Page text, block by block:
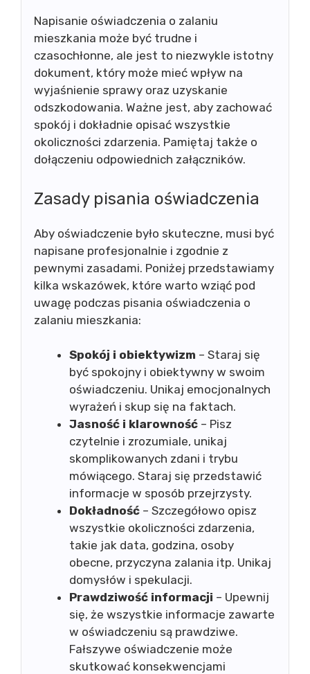
Napisanie oświadczenia o zalaniu
mieszkania może być trudne i
czasochłonne, ale jest to niezwykle istotny
dokument, który może mieć wpływ na
wyjaśnienie sprawy oraz uzyskanie
odszkodowania. Ważne jest, aby zachować
spokój i dokładnie opisać wszystkie
okoliczności zdarzenia. Pamiętaj także o
dołączeniu odpowiednich załączników.
Zasady pisania oświadczenia
Aby oświadczenie było skuteczne, musi być
napisane profesjonalnie i zgodnie z
pewnymi zasadami. Poniżej przedstawiamy
kilka wskazówek, które warto wziąć pod
uwagę podczas pisania oświadczenia o
zalaniu mieszkania:
Spokój i obiektywizm – Staraj się
być spokojny i obiektywny w swoim
oświadczeniu. Unikaj emocjonalnych
wyrażeń i skup się na faktach.
Jasność i klarowność – Pisz
czytelnie i zrozumiale, unikaj
skomplikowanych zdani i trybu
mówiącego. Staraj się przedstawić
informacje w sposób przejrzysty.
Dokładność – Szczegółowo opisz
wszystkie okoliczności zdarzenia,
takie jak data, godzina, osoby
obecne, przyczyna zalania itp. Unikaj
domysłów i spekulacji.
Prawdziwość informacji – Upewnij
się, że wszystkie informacje zawarte
w oświadczeniu są prawdziwe.
Fałszywe oświadczenie może
skutkować konsekwencjami